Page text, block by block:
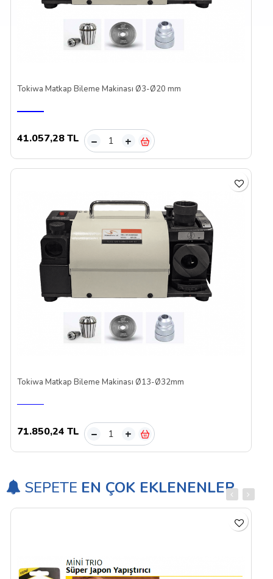
Tokiwa Matkap Bileme Makinası Ø3-Ø20 mm
41.057,28 TL – +
Tokiwa Matkap Bileme Makinası Ø13-Ø32mm
71.850,24 TL – +
SEPETE EN ÇOK EKLENENLER